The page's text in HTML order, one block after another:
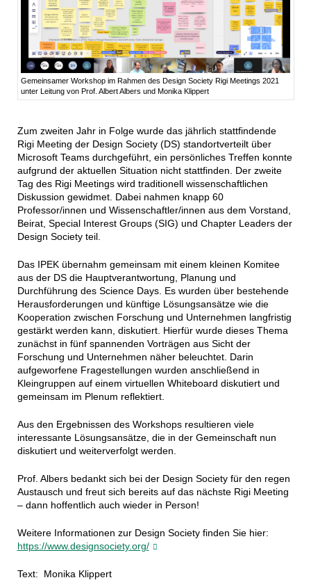
Gemeinsamer Workshop im Rahmen des Design Society Rigi Meetings 2021
unter Leitung von Prof. Albert Albers und Monika Klippert
Zum zweiten Jahr in Folge wurde das jährlich stattfindende
Rigi Meeting der Design Society (DS) standortverteilt über
Microsoft Teams durchgeführt, ein persönliches Treffen konnte
aufgrund der aktuellen Situation nicht stattfinden. Der zweite
Tag des Rigi Meetings wird traditionell wissenschaftlichen
Diskussion gewidmet. Dabei nahmen knapp 60
Professor/innen und Wissenschaftler/innen aus dem Vorstand,
Beirat, Special Interest Groups (SIG) und Chapter Leaders der
Design Society teil.
Das IPEK übernahm gemeinsam mit einem kleinen Komitee
aus der DS die Hauptverantwortung, Planung und
Durchführung des Science Days. Es wurden über bestehende
Herausforderungen und künftige Lösungsansätze wie die
Kooperation zwischen Forschung und Unternehmen langfristig
gestärkt werden kann, diskutiert. Hierfür wurde dieses Thema
zunächst in fünf spannenden Vorträgen aus Sicht der
Forschung und Unternehmen näher beleuchtet. Darin
aufgeworfene Fragestellungen wurden anschließend in
Kleingruppen auf einem virtuellen Whiteboard diskutiert und
gemeinsam im Plenum reflektiert.
Aus den Ergebnissen des Workshops resultieren viele
interessante Lösungsansätze, die in der Gemeinschaft nun
diskutiert und weiterverfolgt werden.
Prof. Albers bedankt sich bei der Design Society für den regen
Austausch und freut sich bereits auf das nächste Rigi Meeting
– dann hoffentlich auch wieder in Person!
Weitere Informationen zur Design Society finden Sie hier:
https://www.designsociety.org/
Text: Monika Klippert